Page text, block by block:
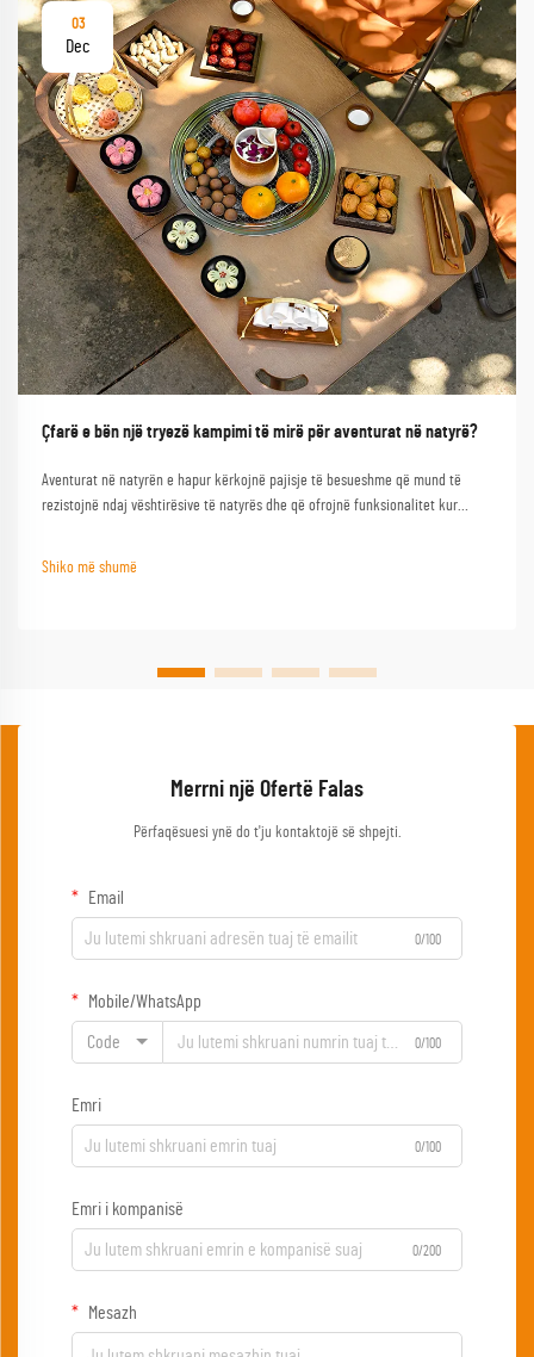
03
Dec
Çfarë e bën një tryezë kampimi të mirë për aventurat në natyrë?
Aventurat në natyrën e hapur kërkojnë pajisje të besueshme që mund të
rezistojnë ndaj vështirësive të natyrës dhe që ofrojnë funksionalitet kur
Shiko më shumë
Merrni një Ofertë Falas
Përfaqësuesi ynë do t'ju kontaktojë së shpejti.
Email
0/100
Mobile/WhatsApp
Code 0/100
Emri
0/100
Emri i kompanisë
0/200
Mesazh